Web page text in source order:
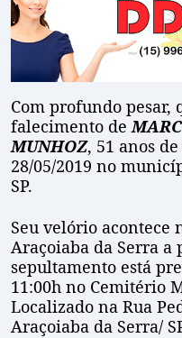
Com profundo pesar,
falecimento de
MUNHOZ, 51 anos
28/05/2019 no
SP.
Seu velório acontece
Araçoiaba da Serra a
sepultamento está
11:00h no Cemitério
Localizado na Rua
Araçoiaba da Serra/